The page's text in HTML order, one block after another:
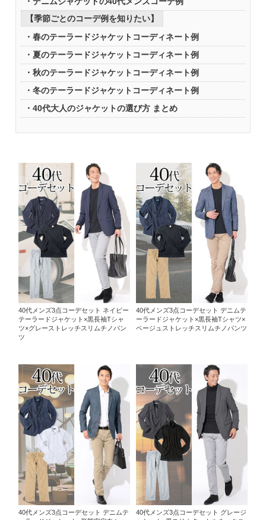
【季節ごとのコーデ例を知りたい】
春のテーラードジャケットコーディネート例
夏のテーラードジャケットコーディネート例
秋のテーラードジャケットコーディネート例
冬のテーラードジャケットコーディネート例
40代大人のジャケットの選び方 まとめ
40代メンズ3点コーデセット ネイビー
テーラードジャケット×黒長袖Tシャ
ツ×グレーストレッチスリムチノパン
ツ
40代メンズ3点コーデセット デニムテ
ーラードジャケット×黒長袖Tシャツ×
ベージュストレッチスリムチノパンツ
40代メンズ3点コーデセット デニムテ
40代メンズ3点コーデセット グレージ